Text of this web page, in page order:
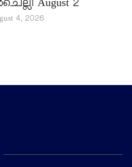
August 2
4, 2026